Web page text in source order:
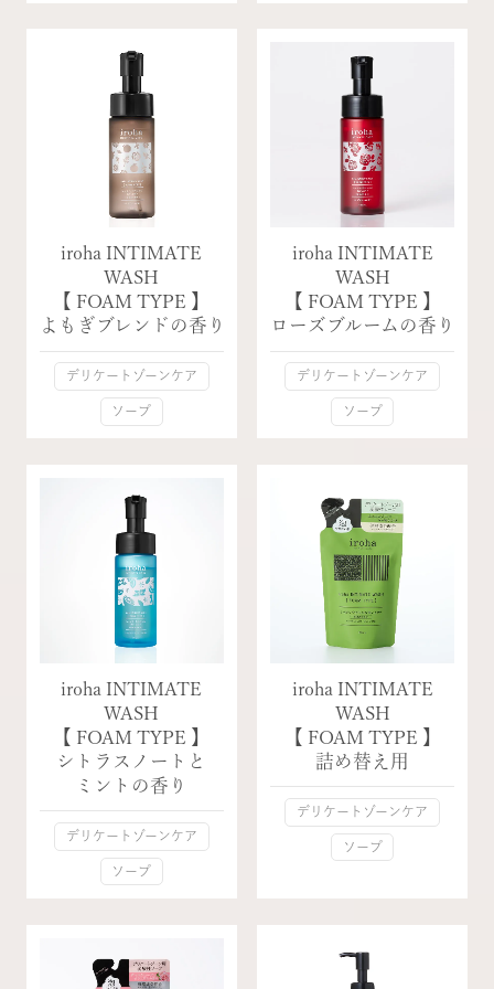
iroha INTIMATE
WASH
【 FOAM TYPE 】
よもぎブレンドの香り
デリケートゾーンケア
ソープ
iroha INTIMATE
WASH
【 FOAM TYPE 】
ローズブルームの香り
デリケートゾーンケア
ソープ
iroha INTIMATE
WASH
【 FOAM TYPE 】
シトラスノートと
ミントの香り
デリケートゾーンケア
ソープ
iroha INTIMATE
WASH
【 FOAM TYPE 】
詰め替え用
デリケートゾーンケア
ソープ